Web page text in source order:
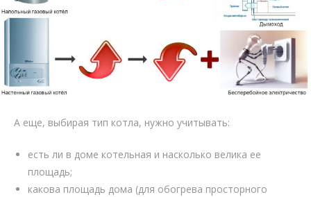
А еще, выбирая тип котла, нужно учитывать:
есть ли в доме котельная и насколько велика ее
площадь;
какова площадь дома (для обогрева просторного